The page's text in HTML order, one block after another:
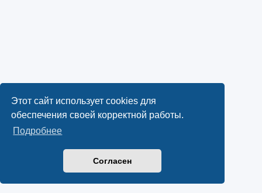
Этот сайт использует cookies для
обеспечения своей корректной работы.
Подробнее
Согласен